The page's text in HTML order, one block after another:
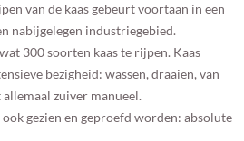
van de kaas gebeurt voortaan in een
nabijgelegen industriegebied.
300 soorten kaas te rijpen. Kaas
bezigheid: wassen, draaien, van
zuiver manueel.
gezien en geproefd worden: absolute